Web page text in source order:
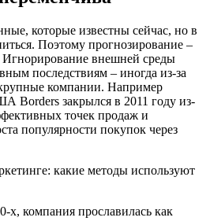
которые известны сейчас, но в
Поэтому прогнозирование –
Игнорирование внешней среды
последствиям – иногда из-за
компании. Например
Borders закрылся в 2011 году из-
точек продаж и
популярности покупок через
х, компания прославилась как